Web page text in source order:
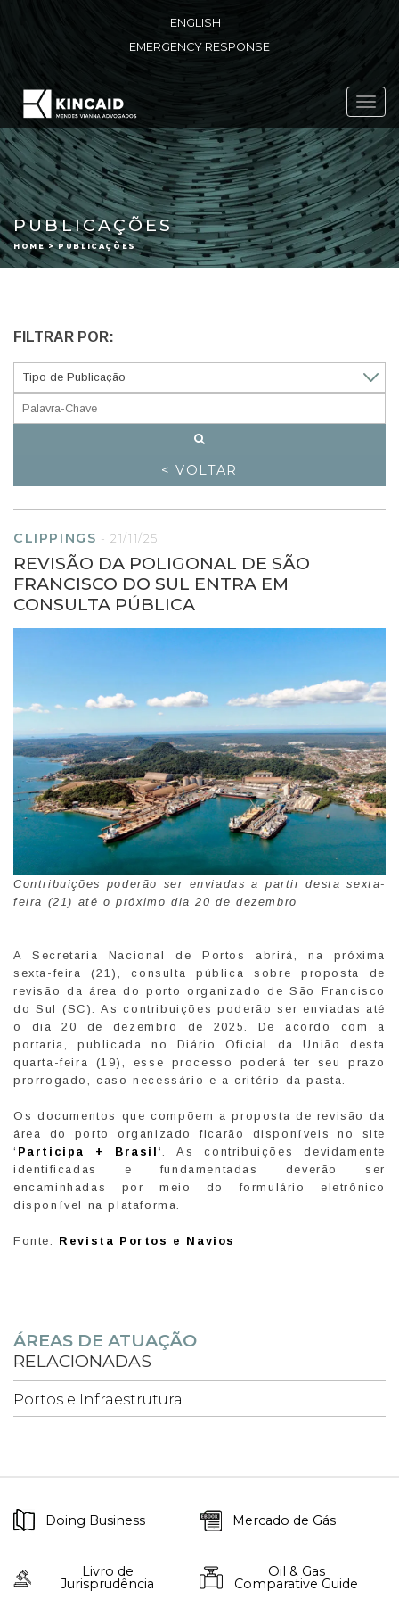
ENGLISH
EMERGENCY RESPONSE
PUBLICAÇÕES
HOME > PUBLICAÇÕES
FILTRAR POR:
< VOLTAR
CLIPPINGS - 21/11/25
REVISÃO DA POLIGONAL DE SÃO
FRANCISCO DO SUL ENTRA EM
CONSULTA PÚBLICA
Contribuições poderão ser enviadas a partir desta sexta-
feira (21) até o próximo dia 20 de dezembro
A Secretaria Nacional de Portos abrirá, na próxima
sexta-feira (21), consulta pública sobre proposta de
revisão da área do porto organizado de São Francisco
do Sul (SC). As contribuições poderão ser enviadas até
o dia 20 de dezembro de 2025. De acordo com a
portaria, publicada no Diário Oficial da União desta
quarta-feira (19), esse processo poderá ter seu prazo
prorrogado, caso necessário e a critério da pasta.
Os documentos que compõem a proposta de revisão da
área do porto organizado ficarão disponíveis no site
‘ Participa + Brasil ‘. As contribuições devidamente
identificadas e fundamentadas deverão ser
encaminhadas por meio do formulário eletrônico
disponível na plataforma.
Fonte: Revista Portos e Navios
ÁREAS DE ATUAÇÃO
RELACIONADAS
Portos e Infraestrutura
Doing Business Mercado de Gás
Livro de
Jurisprudência
Oil & Gas
Comparative Guide